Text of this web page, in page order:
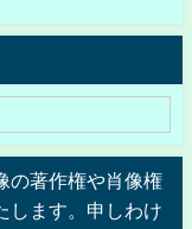
の著作権や肖像権
します。申しわけ